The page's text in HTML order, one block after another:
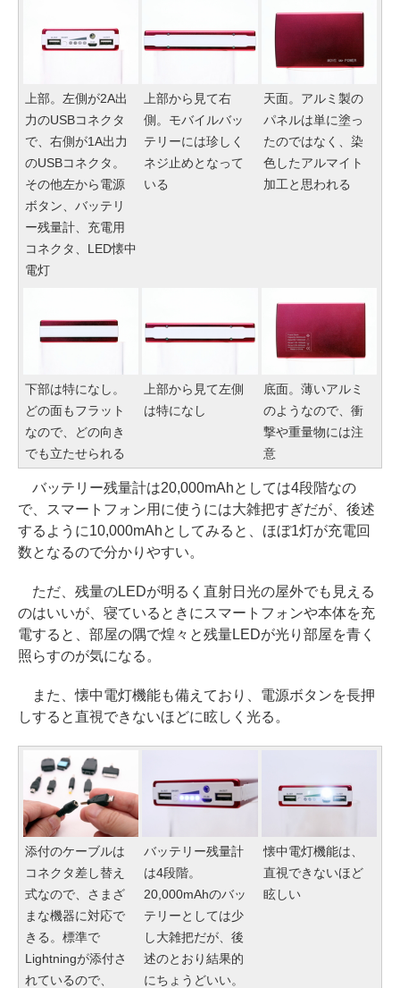
上部。左側が2A出
力のUSBコネクタ
で、右側が1A出力
のUSBコネクタ。
その他左から電源
ボタン、バッテリ
ー残量計、充電用
コネクタ、LED懐中
電灯
上部から見て右
側。モバイルバッ
テリーには珍しく
ネジ止めとなって
いる
天面。アルミ製の
パネルは単に塗っ
たのではなく、染
色したアルマイト
加工と思われる
下部は特になし。
どの面もフラット
なので、どの向き
でも立たせられる
上部から見て左側
は特になし
底面。薄いアルミ
のようなので、衝
撃や重量物には注
意
バッテリー残量計は20,000mAhとしては4段階なの
で、スマートフォン用に使うには大雑把すぎだが、後述
するように10,000mAhとしてみると、ほぼ1灯が充電回
数となるので分かりやすい。
ただ、残量のLEDが明るく直射日光の屋外でも見える
のはいいが、寝ているときにスマートフォンや本体を充
電すると、部屋の隅で煌々と残量LEDが光り部屋を青く
照らすのが気になる。
また、懐中電灯機能も備えており、電源ボタンを長押
しすると直視できないほどに眩しく光る。
添付のケーブルは
コネクタ差し替え
式なので、さまざ
まな機器に対応で
きる。標準で
Lightningが添付さ
れているので、
バッテリー残量計
は4段階。
20,000mAhのバッ
テリーとしては少
し大雑把だが、後
述のとおり結果的
にちょうどいい。
懐中電灯機能は、
直視できないほど
眩しい